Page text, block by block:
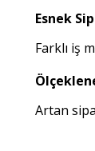
Esnek
Farklı iş
Artan